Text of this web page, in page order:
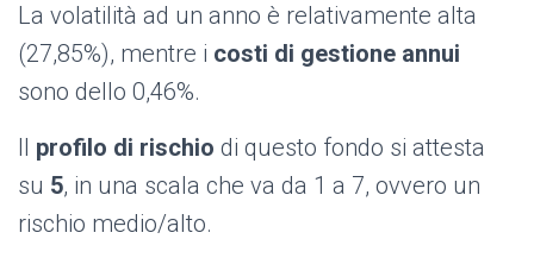
La volatilità ad un anno è relativamente alta
(27,85%), mentre i costi di gestione annui
sono dello 0,46%.
Il profilo di rischio di questo fondo si attesta
su 5, in una scala che va da 1 a 7, ovvero un
rischio medio/alto.